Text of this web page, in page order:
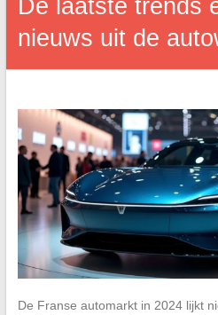
De laatste trends
nieuws uit de
De Franse automarkt in 2024 lijkt